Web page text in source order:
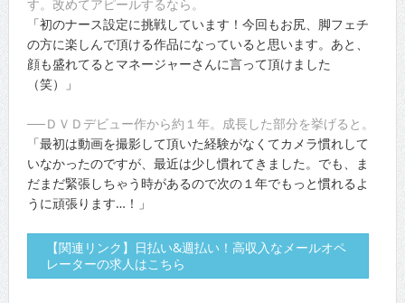
す。改めてアピールするなら。
「初のナース設定に挑戦しています！今回もお尻、脚フェチ
の方に楽しんで頂ける作品になっていると思います。あと、
顔も盛れてるとマネージャーさんに言って頂けました
（笑）」
──ＤＶＤデビュー作から約１年。成長した部分を挙げると。
「最初は動画を撮影して頂いた経験がなくてカメラ慣れして
いなかったのですが、最近は少し慣れてきました。でも、ま
だまだ緊張しちゃう時があるので次の１年でもっと慣れるよ
うに頑張ります…！」
【関連リンク】日払い&週払い！高収入なメールオペ
レーターの求人はこちら